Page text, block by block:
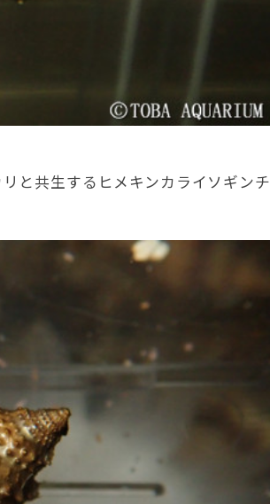
と共生するヒメキンカライソギンチ